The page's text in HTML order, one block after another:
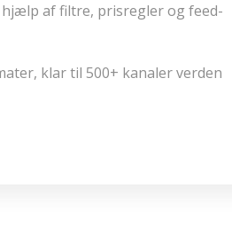
af filtre, prisregler og feed-
klar til 500+ kanaler verden